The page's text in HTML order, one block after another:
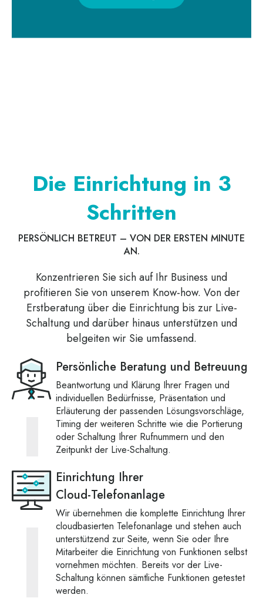
Die Einrichtung in 3
Schritten
PERSÖNLICH BETREUT – VON DER ERSTEN MINUTE
AN.
Konzentrieren Sie sich auf Ihr Business und
profitieren Sie von unserem Know-how. Von der
Erstberatung über die Einrichtung bis zur Live-
Schaltung und darüber hinaus unterstützen und
belgeiten wir Sie umfassend.
Persönliche Beratung und Betreuung
Beantwortung und Klärung Ihrer Fragen und
individuellen Bedürfnisse, Präsentation und
Erläuterung der passenden Lösungsvorschläge,
Timing der weiteren Schritte wie die Portierung
oder Schaltung Ihrer Rufnummern und den
Zeitpunkt der Live-Schaltung.
Einrichtung Ihrer
Cloud-Telefonanlage
Wir übernehmen die komplette Einrichtung Ihrer
cloudbasierten Telefonanlage und stehen auch
unterstützend zur Seite, wenn Sie oder Ihre
Mitarbeiter die Einrichtung von Funktionen selbst
vornehmen möchten. Bereits vor der Live-
Schaltung können sämtliche Funktionen getestet
werden.